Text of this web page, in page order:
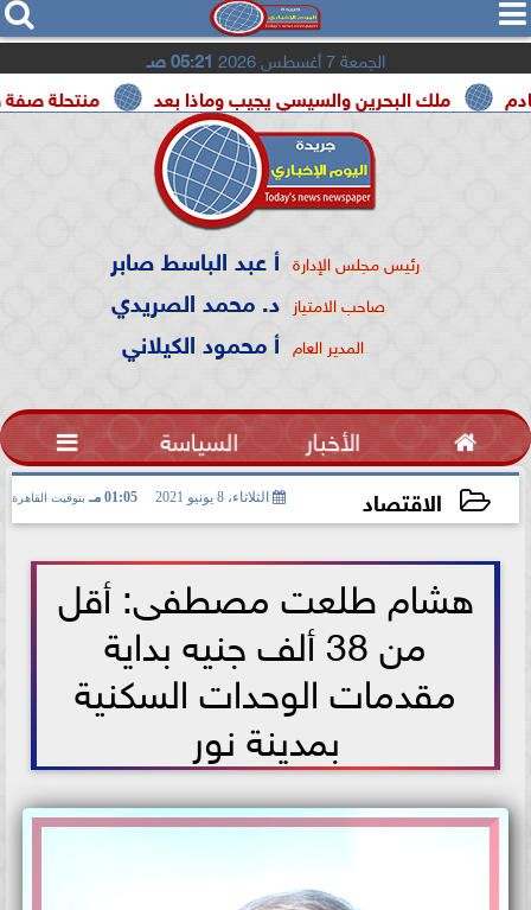
  
الجمعة 7 أغسطس 2026 05:21 صـ
منتحلة صفة صحفية البحرين والسيسي يجيب وماذا بعد
رئيس مجلس الإدارة أ عبد الباسط صابر
صاحب الامتياز د. محمد الصريدي
المدير العام أ محمود الكيلاني
 الأخبار السياسة 
الاقتصاد الثلاثاء، 8 يونيو 2021 01:05 مـ بتوقيت القاهرة
هشام طلعت مصطفى: أقل
من 38 ألف جنيه بداية
مقدمات الوحدات السكنية
بمدينة نور